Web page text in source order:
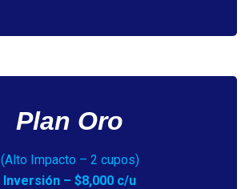
Plan Oro
(Alto Impacto – 2 cupos)
Inversión – $8,000 c/u